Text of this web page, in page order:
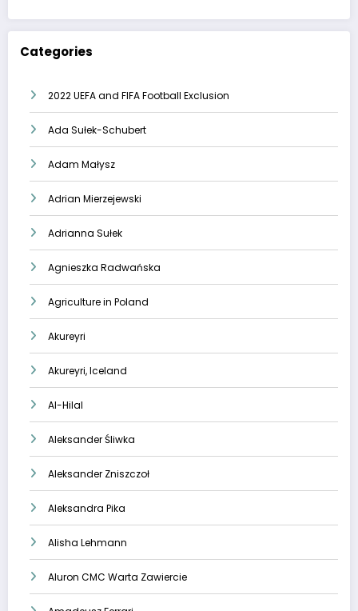
Categories
2022 UEFA and FIFA Football Exclusion
Ada Sułek-Schubert
Adam Małysz
Adrian Mierzejewski
Adrianna Sułek
Agnieszka Radwańska
Agriculture in Poland
Akureyri
Akureyri, Iceland
Al-Hilal
Aleksander Śliwka
Aleksander Zniszczoł
Aleksandra Pika
Alisha Lehmann
Aluron CMC Warta Zawiercie